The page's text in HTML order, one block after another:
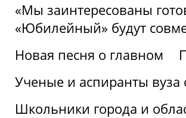
«Мы заинтересованы
«Юбилейный» будут
Новая песня о главном
Ученые и аспиранты вуза
Школьники города и